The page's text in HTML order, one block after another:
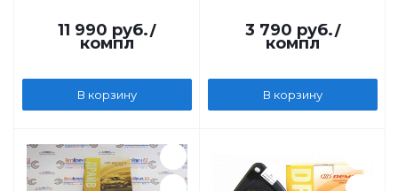
11 990 руб./
компл
В корзину
3 790 руб./
компл
В корзину